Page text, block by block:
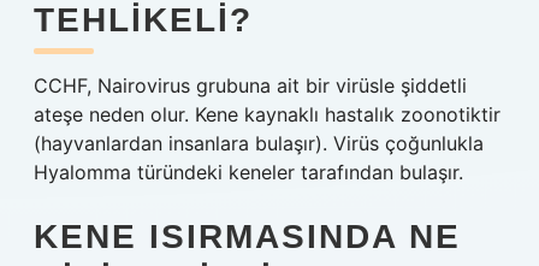
TEHLIKELI?
CCHF, Nairovirus grubuna ait bir virüsle şiddetli
ateşe neden olur. Kene kaynaklı hastalık zoonotiktir
(hayvanlardan insanlara bulaşır). Virüs çoğunlukla
Hyalomma türündeki keneler tarafından bulaşır.
KENE ISIRMASINDA NE